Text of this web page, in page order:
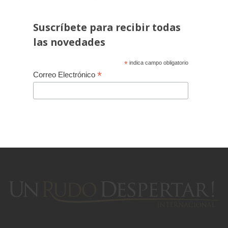
Suscríbete para recibir todas
las novedades
* indica campo obligatorio
Correo Electrónico *